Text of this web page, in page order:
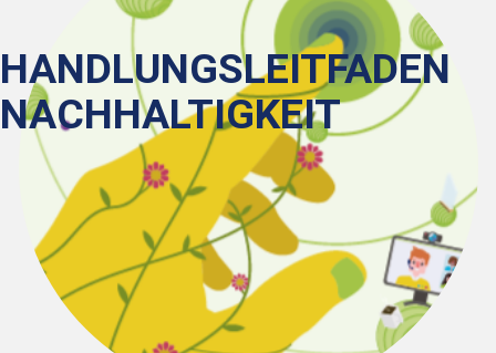
HANDLUNGSLEITFADEN
NACHHALTIGKEIT